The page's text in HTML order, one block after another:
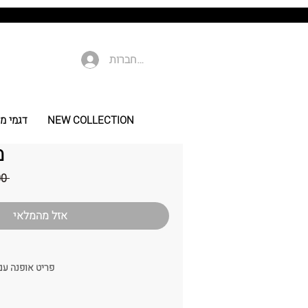
להתחברות
NEW COLLECTION דגמי
‏229.00 ‏₪
אזל מהמלאי
פריט אופנה